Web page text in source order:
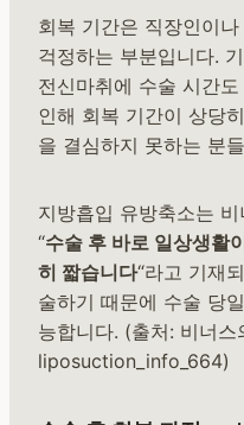
회복 기간은 직장인이
걱정하는 부분입니다.
전신마취에 수술 시간
인해 회복 기간이 상당
을 결심하지 못하는 분
지방흡입 유방축소는
“수술 후 바로 일상생활
히 짧습니다“라고 기재
술하기 때문에 수술 당
능합니다. (출처: 비너스
liposuction_info_664)